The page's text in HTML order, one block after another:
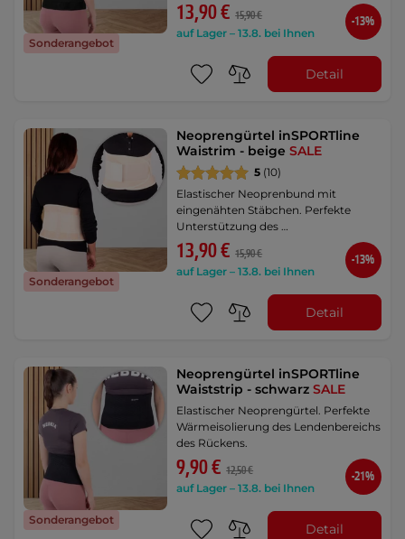
Sonderangebot
13,90 € 15,90 €
auf Lager – 13.8. bei Ihnen
-13%
Detail
Sonderangebot
Neoprengürtel inSPORTline
Waistrim - beigeSALE
5 (10)
Elastischer Neoprenbund mit
eingenähten Stäbchen. Perfekte
Unterstützung des …
13,90 € 15,90 €
auf Lager – 13.8. bei Ihnen
-13%
Detail
Sonderangebot
Neoprengürtel inSPORTline
Waiststrip - schwarzSALE
Elastischer Neoprengürtel. Perfekte
Wärmeisolierung des Lendenbereichs
des Rückens.
9,90 € 12,50 €
auf Lager – 13.8. bei Ihnen
-21%
Detail